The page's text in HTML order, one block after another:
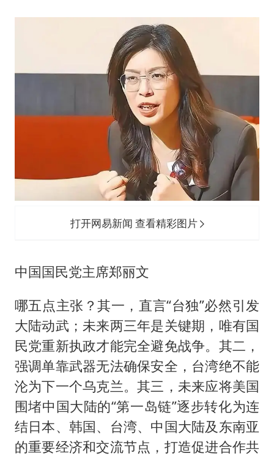
打开网易新闻 查看精彩图片
中国国民党主席郑丽文
哪五点主张？其一，直言“台独”必然引发
大陆动武；未来两三年是关键期，唯有国
民党重新执政才能完全避免战争。其二，
强调单靠武器无法确保安全，台湾绝不能
沦为下一个乌克兰。其三，未来应将美国
围堵中国大陆的“第一岛链”逐步转化为连
结日本、韩国、台湾、中国大陆及东南亚
的重要经济和交流节点，打造促进合作共